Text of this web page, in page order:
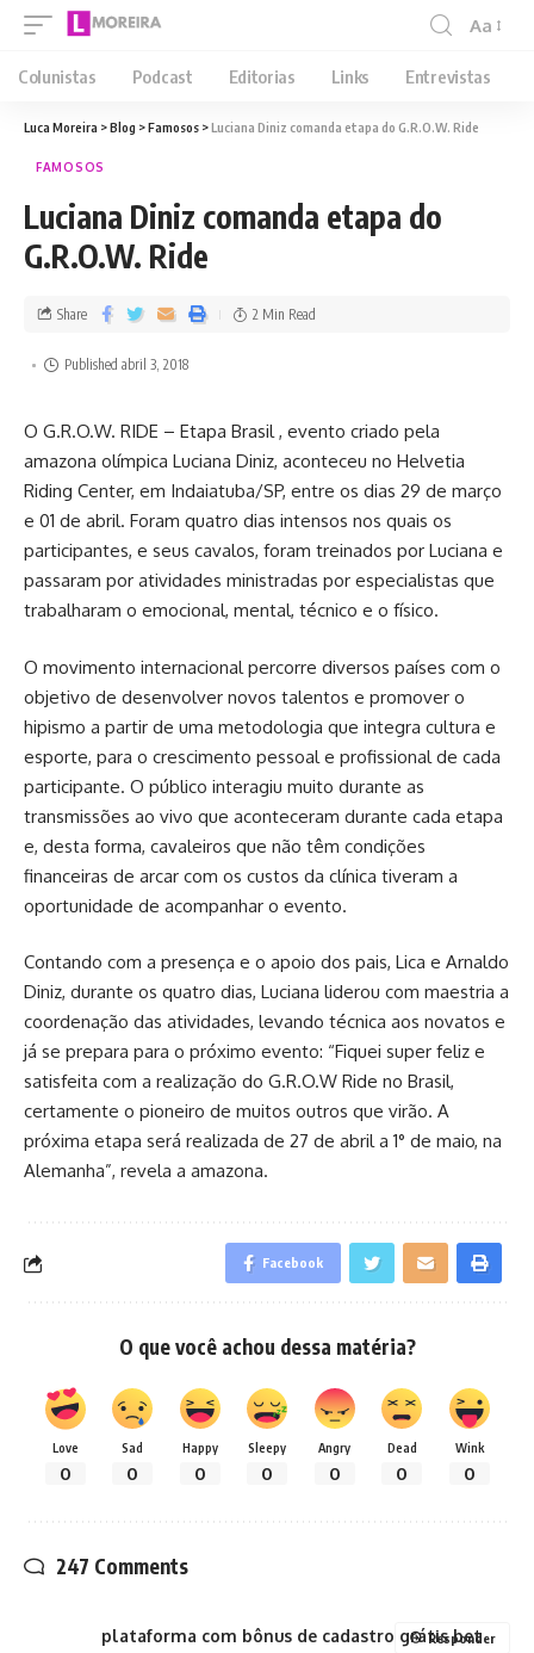
Aa
Colunistas Podcast Editorias Links Entrevistas
Luca Moreira >Blog >Famosos >Luciana Diniz comanda etapa do G.R.O.W. Ride
FAMOSOS
Luciana Diniz comanda etapa do
G.R.O.W. Ride
Published abril 3, 2018
Share 2 Min Read
O G.R.O.W. RIDE – Etapa Brasil , evento criado pela
amazona olímpica Luciana Diniz, aconteceu no Helvetia
Riding Center, em Indaiatuba/SP, entre os dias 29 de março
e 01 de abril. Foram quatro dias intensos nos quais os
participantes, e seus cavalos, foram treinados por Luciana e
passaram por atividades ministradas por especialistas que
trabalharam o emocional, mental, técnico e o físico.
O movimento internacional percorre diversos países com o
objetivo de desenvolver novos talentos e promover o
hipismo a partir de uma metodologia que integra cultura e
esporte, para o crescimento pessoal e profissional de cada
participante. O público interagiu muito durante as
transmissões ao vivo que aconteceram durante cada etapa
e, desta forma, cavaleiros que não têm condições
financeiras de arcar com os custos da clínica tiveram a
oportunidade de acompanhar o evento.
Contando com a presença e o apoio dos pais, Lica e Arnaldo
Diniz, durante os quatro dias, Luciana liderou com maestria a
coordenação das atividades, levando técnica aos novatos e
já se prepara para o próximo evento: “Fiquei super feliz e
satisfeita com a realização do G.R.O.W Ride no Brasil,
certamente o pioneiro de muitos outros que virão. A
próxima etapa será realizada de 27 de abril a 1° de maio, na
Alemanha”, revela a amazona.
Facebook
O que você achou dessa matéria?
Love
0
Sad
0
Happy
0
Sleepy
0
Angry
0
Dead
0
Wink
0
247 Comments
plataforma com bônus de cadastro grátis bet
Responder